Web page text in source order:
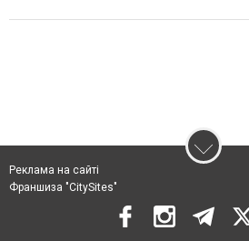
Реклама на сайті
Франшиза "CitySites"